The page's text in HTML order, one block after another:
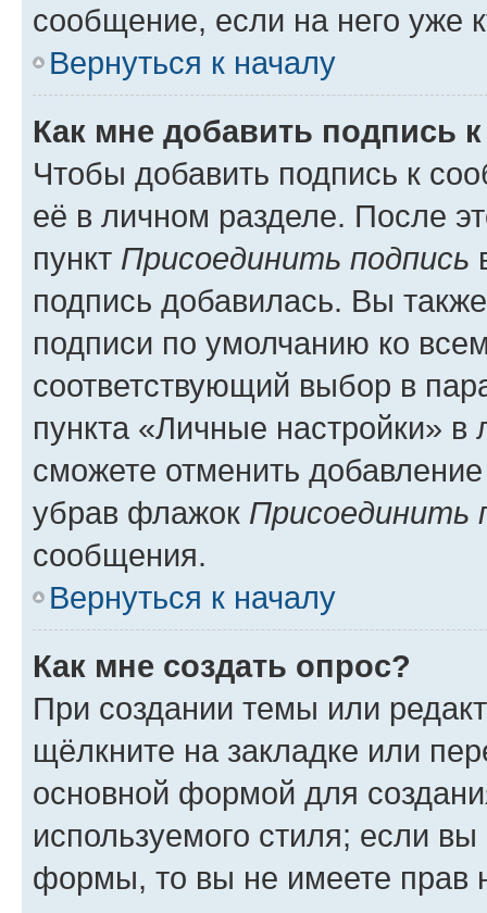
сообщение, если на него уже
Вернуться к началу
Как мне добавить подпись
Чтобы добавить подпись к
её в личном разделе. После
пункт Присоединить подпись
подпись добавилась. Вы
подписи по умолчанию ко
соответствующий выбор в
пункта «Личные настройки»
сможете отменить
убрав флажок Присоединить
сообщения.
Вернуться к началу
Как мне создать опрос?
При создании темы или
щёлкните на закладке или
основной формой для
используемого стиля; если
формы, то вы не имеете прав